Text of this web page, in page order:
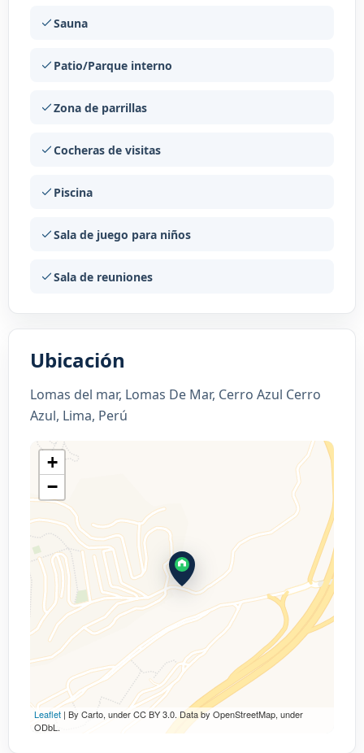
Sauna
Patio/Parque interno
Zona de parrillas
Cocheras de visitas
Piscina
Sala de juego para niños
Sala de reuniones
Ubicación
Lomas del mar, Lomas De Mar, Cerro Azul Cerro
Azul, Lima, Perú
+
−
Leaflet | By Carto, under CC BY 3.0. Data by OpenStreetMap, under
ODbL.